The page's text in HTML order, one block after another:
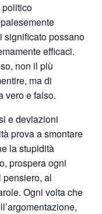
politico
significato possano
efficaci.
non il più
ma di
vero e falso.
e deviazioni
prova a smontare
la stupidità
prospera ogni
al
Ogni volta che